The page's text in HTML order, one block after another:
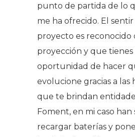
punto de partida de lo
me ha ofrecido. El
proyecto es reconocido
proyección y que tienes
oportunidad de hacer
evolucione gracias a las
que te brindan
Foment, en mi caso han
recargar baterías y